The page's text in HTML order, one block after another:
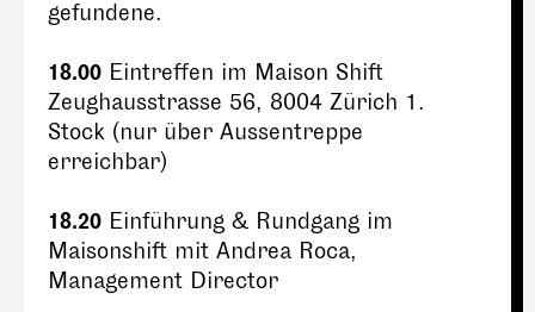
gefundene.
18.00 Eintreffen im Maison Shift
Zeughausstrasse 56, 8004 Zürich 1.
Stock (nur über Aussentreppe
erreichbar)
18.20 Einführung & Rundgang im
Maisonshift mit Andrea Roca,
Management Director